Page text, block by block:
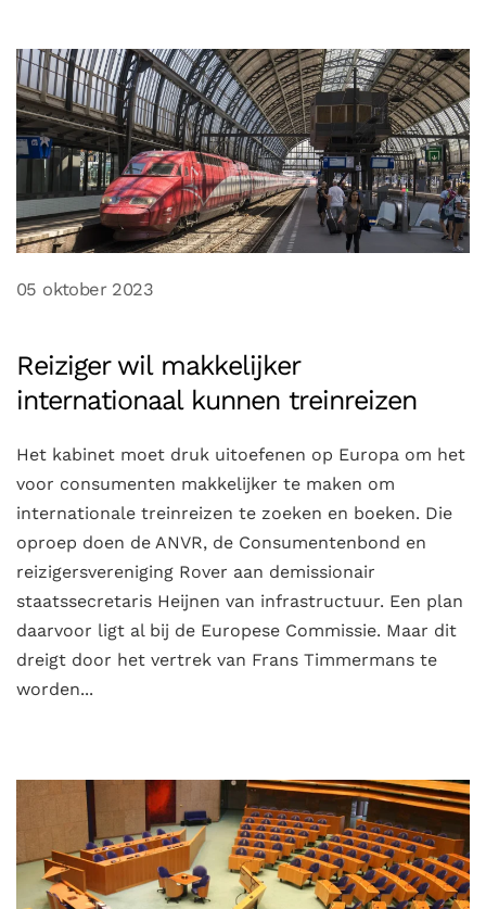
05 oktober 2023
Reiziger wil makkelijker
internationaal kunnen treinreizen
Het kabinet moet druk uitoefenen op Europa om het
voor consumenten makkelijker te maken om
internationale treinreizen te zoeken en boeken. Die
oproep doen de ANVR, de Consumentenbond en
reizigersvereniging Rover aan demissionair
staatssecretaris Heijnen van infrastructuur. Een plan
daarvoor ligt al bij de Europese Commissie. Maar dit
dreigt door het vertrek van Frans Timmermans te
worden...